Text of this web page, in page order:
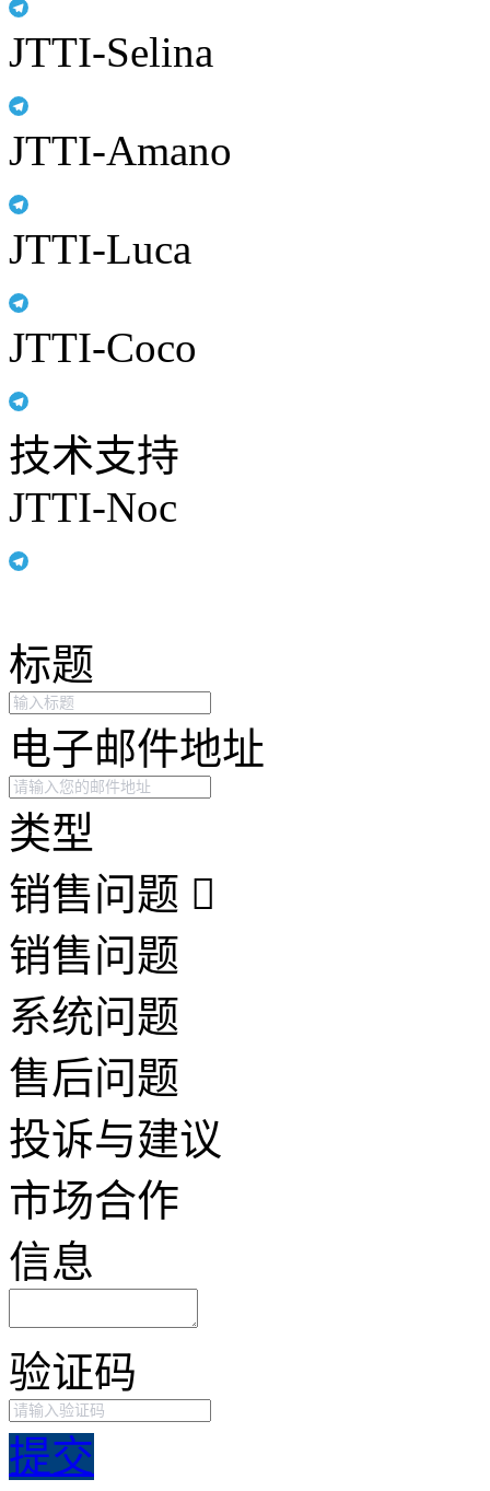
JTTI-Selina
JTTI-Amano
JTTI-Luca
JTTI-Coco
技术支持
JTTI-Noc
标题
电子邮件地址
类型
销售问题
销售问题
系统问题
售后问题
投诉与建议
市场合作
信息
验证码
提交